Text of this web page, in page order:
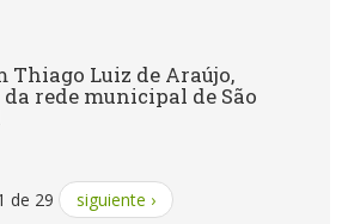
Thiago Luiz de Araújo,
rede municipal de São
de 29 siguiente ›